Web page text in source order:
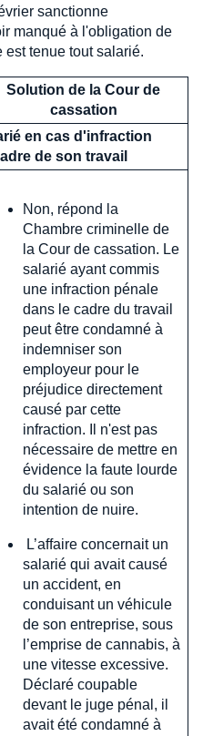
sanctionne
manqué à l'obligation de
tenue tout salarié.
Solution de la Cour de
cassation
en cas d'infraction
de son travail
Non, répond la
Chambre criminelle de
la Cour de cassation. Le
salarié ayant commis
une infraction pénale
dans le cadre du travail
peut être condamné à
indemniser son
employeur pour le
préjudice directement
causé par cette
infraction. Il n'est pas
nécessaire de mettre en
évidence la faute lourde
du salarié ou son
intention de nuire.
L’affaire concernait un
salarié qui avait causé
un accident, en
conduisant un véhicule
de son entreprise, sous
l’emprise de cannabis, à
une vitesse excessive.
Déclaré coupable
devant le juge pénal, il
avait été condamné à